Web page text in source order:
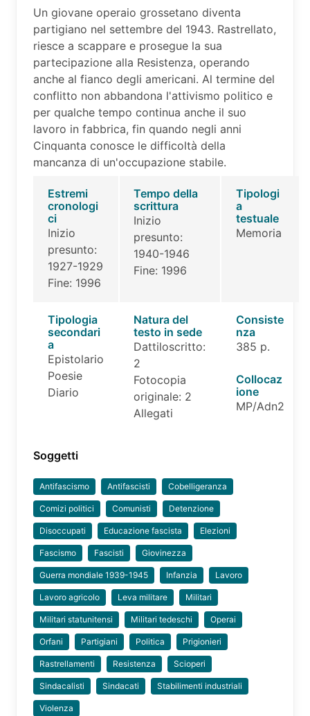
Un giovane operaio grossetano diventa
partigiano nel settembre del 1943. Rastrellato,
riesce a scappare e prosegue la sua
partecipazione alla Resistenza, operando
anche al fianco degli americani. Al termine del
conflitto non abbandona l'attivismo politico e
per qualche tempo continua anche il suo
lavoro in fabbrica, fin quando negli anni
Cinquanta conosce le difficoltà della
mancanza di un'occupazione stabile.
Estremi
cronologi
ci
Inizio
presunto:
1927-1929
Fine: 1996
Tempo della
scrittura
Inizio
presunto:
1940-1946
Fine: 1996
Tipologi
a
testuale
Memoria
Tipologia
secondari
a
Epistolario
Poesie
Diario
Natura del
testo in sede
Dattiloscritto:
2
Fotocopia
originale: 2
Allegati
Consiste
nza
385 p.
Collocaz
ione
MP/Adn2
Soggetti
Antifascismo Antifascisti Cobelligeranza
Comizi politici Comunisti Detenzione
Disoccupati Educazione fascista Elezioni
Fascismo Fascisti Giovinezza
Guerra mondiale 1939-1945 Infanzia Lavoro
Lavoro agricolo Leva militare Militari
Militari statunitensi Militari tedeschi Operai
Orfani Partigiani Politica Prigionieri
Rastrellamenti Resistenza Scioperi
Sindacalisti Sindacati Stabilimenti industriali
Violenza